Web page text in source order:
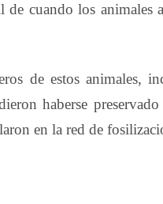
cuando los animales
de estos animales,
haberse
en la red de